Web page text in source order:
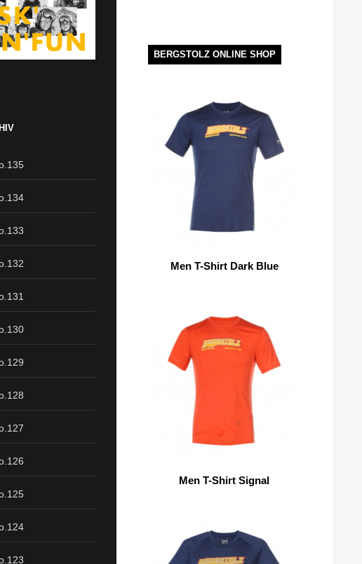
BERGSTOLZ ONLINE SHOP
Men T-Shirt Dark Blue
Men T-Shirt Signal